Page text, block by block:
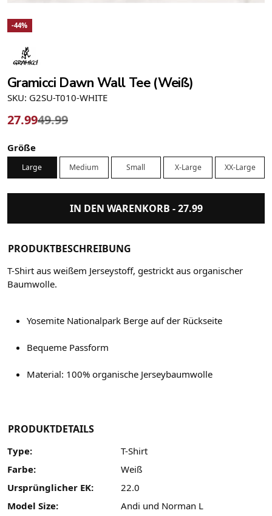
-44%
Gramicci Dawn Wall Tee (Weiß)
SKU: G2SU-T010-WHITE
27.9949.99
Größe
Large Medium Small X-Large XX-Large
IN DEN WARENKORB -27.99
PRODUKTBESCHREIBUNG
T-Shirt aus weißem Jerseystoff, gestrickt aus organischer
Baumwolle.
Yosemite Nationalpark Berge auf der Rückseite
Bequeme Passform
Material: 100% organische Jerseybaumwolle
PRODUKTDETAILS
Type:
T-Shirt
Farbe:
Weiß
Ursprünglicher EK:
22.0
Model Size:
Andi und Norman L